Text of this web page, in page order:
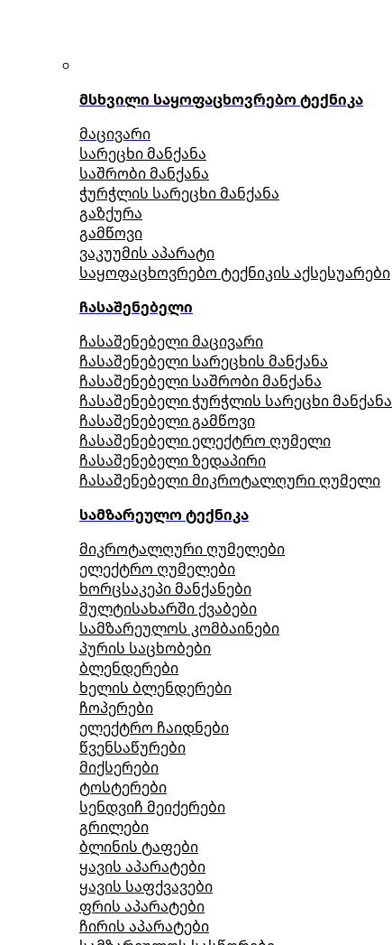
მსხვილი საყოფაცხოვრებო ტექნიკა
მაცივარი
სარეცხი მანქანა
საშრობი მანქანა
ჭურჭლის სარეცხი მანქანა
გაზქურა
გამწოვი
ვაკუუმის აპარატი
საყოფაცხოვრებო ტექნიკის აქსესუარები
ჩასაშენებელი
ჩასაშენებელი მაცივარი
ჩასაშენებელი სარეცხის მანქანა
ჩასაშენებელი საშრობი მანქანა
ჩასაშენებელი ჭურჭლის სარეცხი მანქანა
ჩასაშენებელი გამწოვი
ჩასაშენებელი ელექტრო ღუმელი
ჩასაშენებელი ზედაპირი
ჩასაშენებელი მიკროტალღური ღუმელი
სამზარეულო ტექნიკა
მიკროტალღური ღუმელები
ელექტრო ღუმელები
ხორცსაკეპი მანქანები
მულტისახარში ქვაბები
სამზარეულოს კომბაინები
პურის საცხობები
ბლენდერები
ხელის ბლენდერები
ჩოპერები
ელექტრო ჩაიდნები
წვენსაწურები
მიქსერები
ტოსტერები
სენდვიჩ მეიქერები
გრილები
ბლინის ტაფები
ყავის აპარატები
ყავის საფქვავები
ფრის აპარატები
ჩირის აპარატები